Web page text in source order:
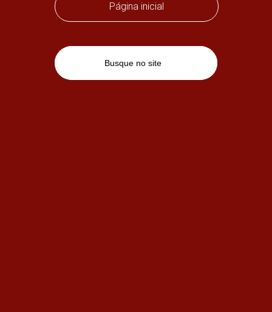
Página inicial